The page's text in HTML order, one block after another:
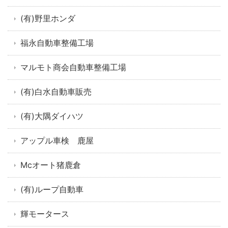
(有)野里ホンダ
福永自動車整備工場
マルモト商会自動車整備工場
(有)白水自動車販売
(有)大隅ダイハツ
アップル車検 鹿屋
Mcオート猪鹿倉
(有)ループ自動車
輝モータース